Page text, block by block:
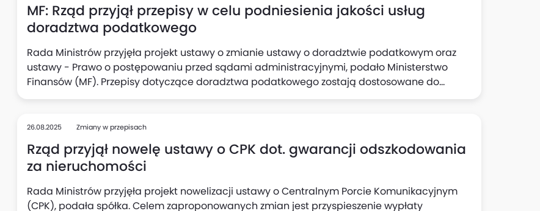
MF: Rząd przyjął przepisy w celu podniesienia jakości usług
doradztwa podatkowego
Rada Ministrów przyjęła projekt ustawy o zmianie ustawy o doradztwie podatkowym oraz
ustawy - Prawo o postępowaniu przed sądami administracyjnymi, podało Ministerstwo
Finansów (MF). Przepisy dotyczące doradztwa podatkowego zostają dostosowane do
współczesnych realiów prawnych, technologicznych i rynkowych w celu podniesienia
26.08.2025 Zmiany w przepisach
Rząd przyjął nowelę ustawy o CPK dot. gwarancji odszkodowania
za nieruchomości
Rada Ministrów przyjęła projekt nowelizacji ustawy o Centralnym Porcie Komunikacyjnym
(CPK), podała spółka. Celem zaproponowanych zmian jest przyspieszenie wypłaty